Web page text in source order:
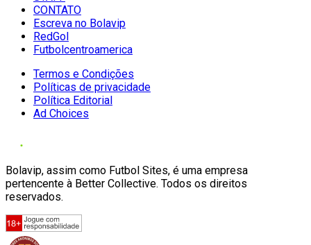
CONTATO
Escreva no Bolavip
RedGol
Futbolcentroamerica
Termos e Condições
Políticas de privacidade
Política Editorial
Ad Choices
Bolavip, assim como Futbol Sites, é uma empresa
pertencente à Better Collective. Todos os direitos
reservados.